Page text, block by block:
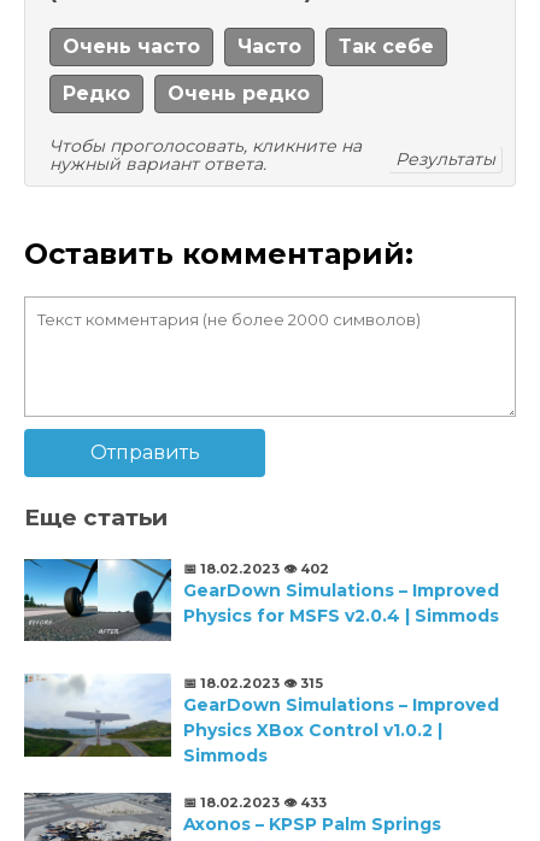
Очень часто Часто Так себе
Редко Очень редко
Чтобы проголосовать, кликните на
нужный вариант ответа.
Результаты
Оставить комментарий:
Отправить
Еще статьи
📅 18.02.2023 👁️ 402
GearDown Simulations – Improved
Physics for MSFS v2.0.4 | Simmods
📅 18.02.2023 👁️ 315
GearDown Simulations – Improved
Physics XBox Control v1.0.2 |
Simmods
📅 18.02.2023 👁️ 433
Axonos – KPSP Palm Springs